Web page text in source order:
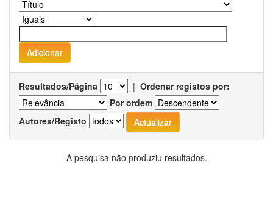
Resultados/Página | Ordenar registos por:
Por ordem
Autores/Registo
A pesquisa não produziu resultados.